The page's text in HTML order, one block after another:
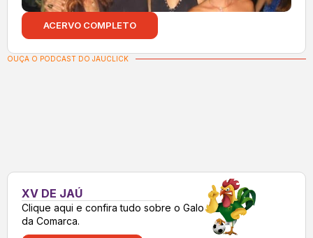
ACERVO COMPLETO
OUÇA O PODCAST DO JAUCLICK
XV DE JAÚ
Clique aqui e confira tudo sobre o Galo
da Comarca.